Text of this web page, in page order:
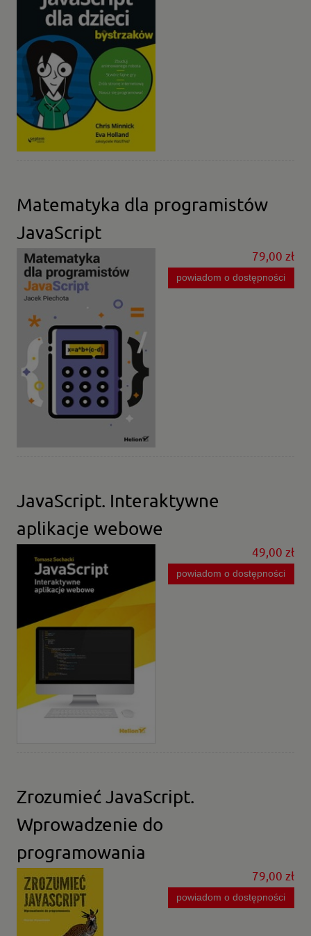
Matematyka dla programistów
JavaScript
79,00 zł
powiadom o dostępności
JavaScript. Interaktywne
aplikacje webowe
49,00 zł
powiadom o dostępności
Zrozumieć JavaScript.
Wprowadzenie do
programowania
79,00 zł
powiadom o dostępności